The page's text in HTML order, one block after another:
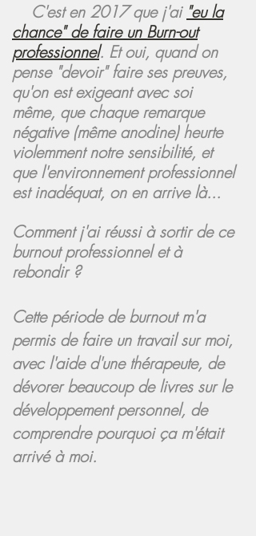
C'est en 2017 que j'ai "eu la
chance" de faire un Burn-out
professionnel. Et oui, quand on
pense "devoir" faire ses preuves,
qu'on est exigeant avec soi
même, que chaque remarque
négative (même anodine) heurte
violemment notre sensibilité, et
que l'environnement professionnel
est inadéquat, on en arrive là...
Comment j'ai réussi à sortir de ce
burnout professionnel et à
rebondir ?
Cette période de burnout m'a
permis de faire un travail sur moi,
avec l'aide d'une thérapeute, de
dévorer beaucoup de livres sur le
développement personnel, de
comprendre pourquoi ça m'était
arrivé à moi.